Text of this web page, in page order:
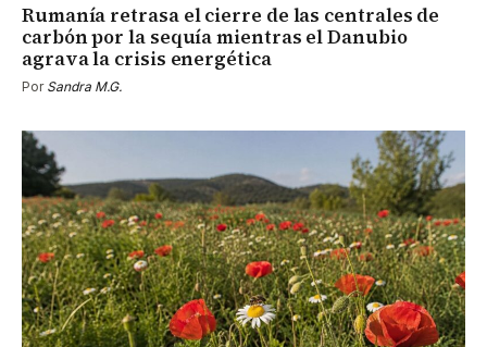
Rumanía retrasa el cierre de las centrales de
carbón por la sequía mientras el Danubio
agrava la crisis energética
Por Sandra M.G.